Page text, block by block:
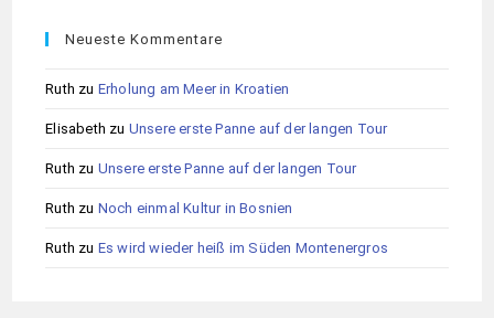
Neueste Kommentare
Ruth zu Erholung am Meer in Kroatien
Elisabeth zu Unsere erste Panne auf der langen Tour
Ruth zu Unsere erste Panne auf der langen Tour
Ruth zu Noch einmal Kultur in Bosnien
Ruth zu Es wird wieder heiß im Süden Montenergros